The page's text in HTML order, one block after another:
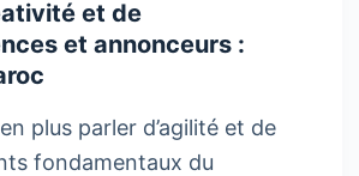
et de
et annonceurs :
plus parler d’agilité et de
fondamentaux du